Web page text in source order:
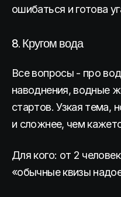
ошибаться и готова
8. Кругом вода
Все вопросы - про
наводнения, водные
стартов. Узкая тема,
и сложнее, чем
Для кого: от 2
«обычные квизы